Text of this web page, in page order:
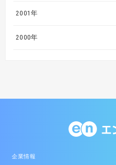
2001年
2000年
企業情報